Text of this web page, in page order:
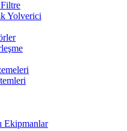
Yolverici
Ekipmanlar